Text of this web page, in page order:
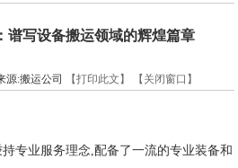
谱写设备搬运领域的辉煌篇章
源:搬运公司 【打印此文】 【关闭窗口】
持专业服务理念,配备了一流的专业装备和